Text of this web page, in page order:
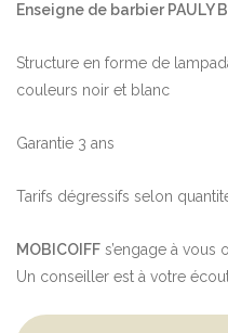
Enseigne de barbier PAULY B
Structure en forme de
couleurs noir et blanc
Garantie 3 ans
Tarifs dégressifs selon
MOBICOIFF s’engage à
Un conseiller est à votre